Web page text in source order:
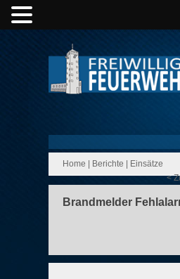
Home Berichte
Einsätze
<
Brandmelder